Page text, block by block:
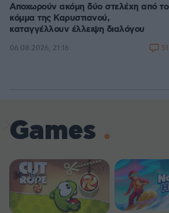
Αποχωρούν ακόμη δύο στελέχη από το
κόμμα της Καρυστιανού,
καταγγέλλουν έλλειψη διαλόγου
06.08.2026, 21:16 51
Games